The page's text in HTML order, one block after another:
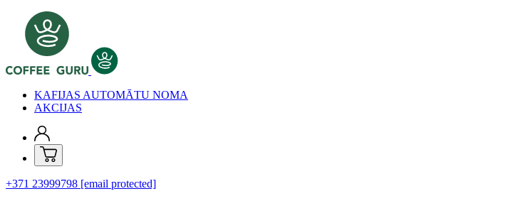
KAFIJAS AUTOMĀTU NOMA
AKCIJAS
+371 23999798 [email protected]